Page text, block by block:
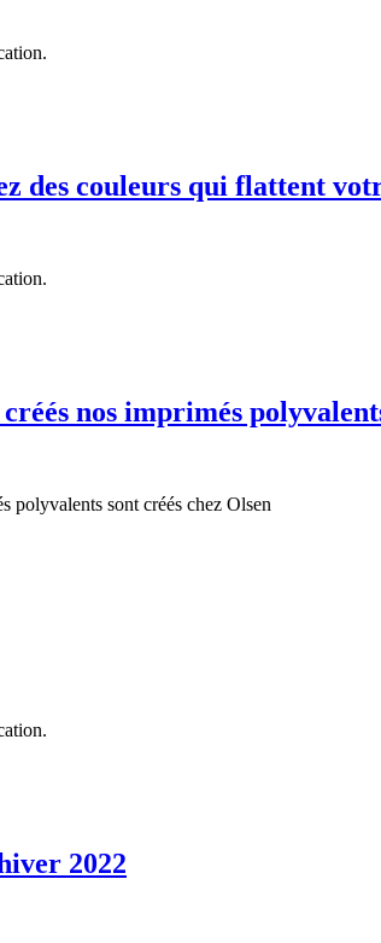
des couleurs qui flattent
nos imprimés
polyvalents sont créés chez Olsen
2022